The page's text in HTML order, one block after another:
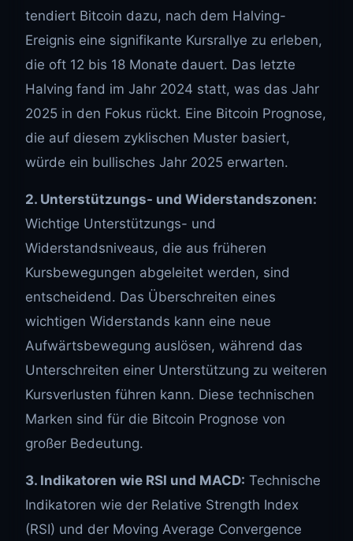
tendiert Bitcoin dazu, nach dem Halving-
Ereignis eine signifikante Kursrallye zu erleben,
die oft 12 bis 18 Monate dauert. Das letzte
Halving fand im Jahr 2024 statt, was das Jahr
2025 in den Fokus rückt. Eine Bitcoin Prognose,
die auf diesem zyklischen Muster basiert,
würde ein bullisches Jahr 2025 erwarten.
2. Unterstützungs- und Widerstandszonen:
Wichtige Unterstützungs- und
Widerstandsniveaus, die aus früheren
Kursbewegungen abgeleitet werden, sind
entscheidend. Das Überschreiten eines
wichtigen Widerstands kann eine neue
Aufwärtsbewegung auslösen, während das
Unterschreiten einer Unterstützung zu weiteren
Kursverlusten führen kann. Diese technischen
Marken sind für die Bitcoin Prognose von
großer Bedeutung.
3. Indikatoren wie RSI und MACD: Technische
Indikatoren wie der Relative Strength Index
(RSI) und der Moving Average Convergence